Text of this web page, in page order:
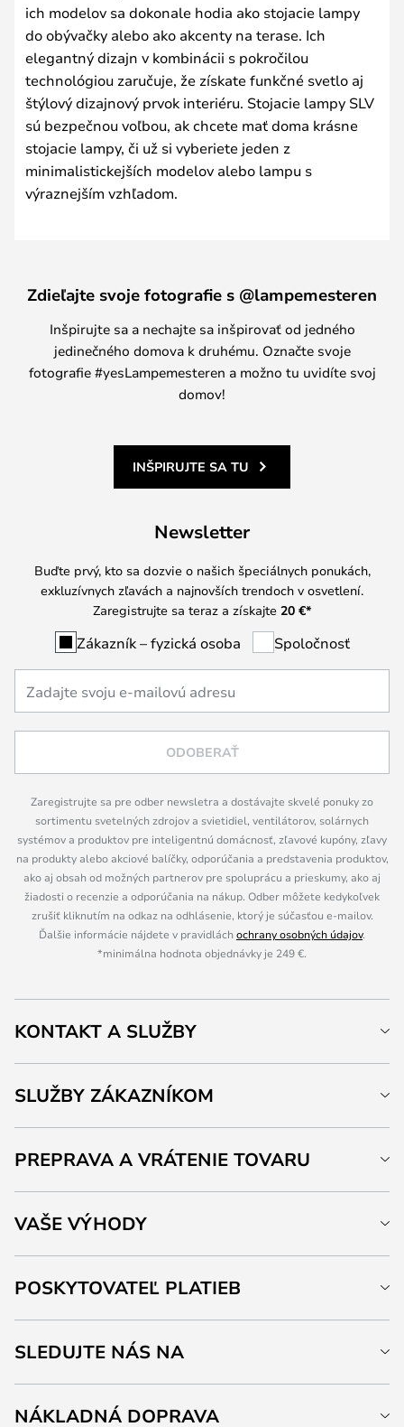
ich modelov sa dokonale hodia ako stojacie lampy
do obývačky alebo ako akcenty na terase. Ich
elegantný dizajn v kombinácii s pokročilou
technológiou zaručuje, že získate funkčné svetlo aj
štýlový dizajnový prvok interiéru. Stojacie lampy SLV
sú bezpečnou voľbou, ak chcete mať doma krásne
stojacie lampy, či už si vyberiete jeden z
minimalistickejších modelov alebo lampu s
výraznejším vzhľadom.
Zdieľajte svoje fotografie s @lampemesteren
Inšpirujte sa a nechajte sa inšpirovať od jedného
jedinečného domova k druhému. Označte svoje
fotografie #yesLampemesteren a možno tu uvidíte svoj
domov!
INŠPIRUJTE SA TU
Newsletter
Buďte prvý, kto sa dozvie o našich špeciálnych ponukách,
exkluzívnych zľavách a najnovších trendoch v osvetlení.
Zaregistrujte sa teraz a získajte 20 €*
Zákazník – fyzická osoba Spoločnosť
ODOBERAŤ
Zaregistrujte sa pre odber newsletra a dostávajte skvelé ponuky zo
sortimentu svetelných zdrojov a svietidiel, ventilátorov, solárnych
systémov a produktov pre inteligentnú domácnosť, zľavové kupóny, zľavy
na produkty alebo akciové balíčky, odporúčania a predstavenia produktov,
ako aj obsah od možných partnerov pre spoluprácu a prieskumy, ako aj
žiadosti o recenzie a odporúčania na nákup. Odber môžete kedykoľvek
zrušiť kliknutím na odkaz na odhlásenie, ktorý je súčasťou e-mailov.
Ďalšie informácie nájdete v pravidláchochrany osobných údajov.
*minimálna hodnota objednávky je 249 €.
KONTAKT A SLUŽBY
SLUŽBY ZÁKAZNÍKOM
PREPRAVA A VRÁTENIE TOVARU
VAŠE VÝHODY
POSKYTOVATEĽ PLATIEB
SLEDUJTE NÁS NA
NÁKLADNÁ DOPRAVA